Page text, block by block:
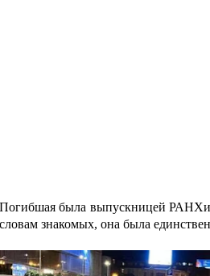
Погибшая была выпускницей
словам знакомых, она была